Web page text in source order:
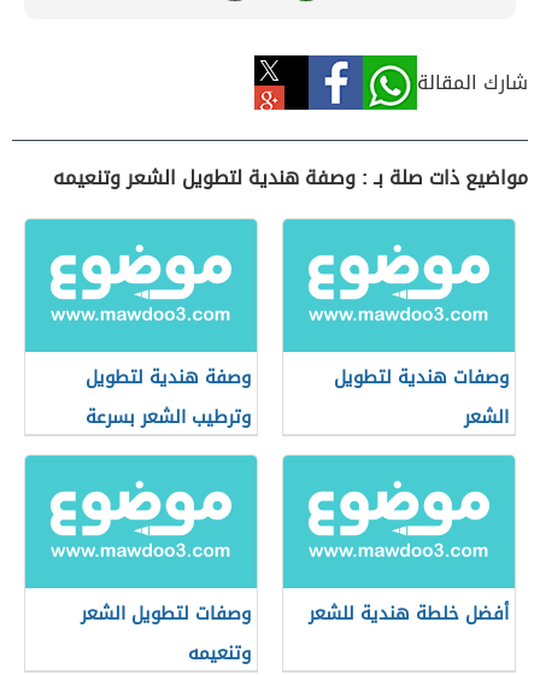
شارك المقالة
مواضيع ذات صلة بـ : وصفة هندية لتطويل الشعر وتنعيمه
وصفات هندية لتطويل
الشعر
وصفة هندية لتطويل
وترطيب الشعر بسرعة
أفضل خلطة هندية للشعر
وصفات لتطويل الشعر
وتنعيمه